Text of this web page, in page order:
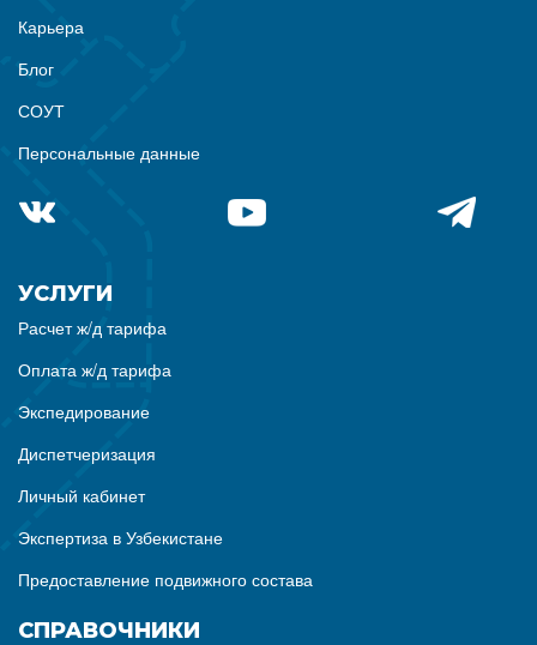
Карьера
Блог
СОУТ
Персональные данные
УСЛУГИ
Расчет ж/д тарифа
Оплата ж/д тарифа
Экспедирование
Диспетчеризация
Личный кабинет
Экспертиза в Узбекистане
Предоставление подвижного состава
СПРАВОЧНИКИ